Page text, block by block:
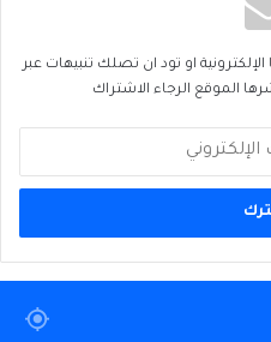
او تود ان تصلك تنبيهات عبر
الموقع الرجاء الاشتراك